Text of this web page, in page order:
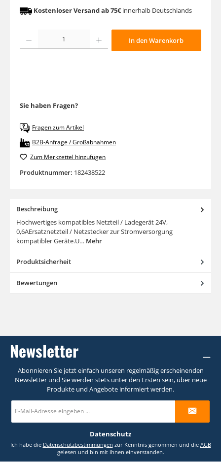
Kostenloser Versand ab 75€innerhalb Deutschlands
Produkt Anzahl: Gib den gewünschten Wert ein oder benutze die
In den Warenkorb
Sie haben Fragen?
Fragen zum Artikel
B2B-Anfrage / Großabnahmen
Zum Merkzettel hinzufügen
Produktnummer: 182438522
Beschreibung
Hochwertiges kompatibles Netzteil / Ladegerät 24V,
0,6AErsatznetzteil / Netzstecker zur Stromversorgung
kompatibler Geräte.U… Mehr
Produktsicherheit
Bewertungen
Newsletter
Abonnieren Sie jetzt einfach unseren regelmäßig erscheinenden
Newsletter und Sie werden stets unter den Ersten sein, über neue
Produkte und Angebote informiert werden.
E-
Mail-
Datenschutz
Ich habe die Datenschutzbestimmungen zur Kenntnis genommen und die AGB
gelesen und bin mit ihnen einverstanden.